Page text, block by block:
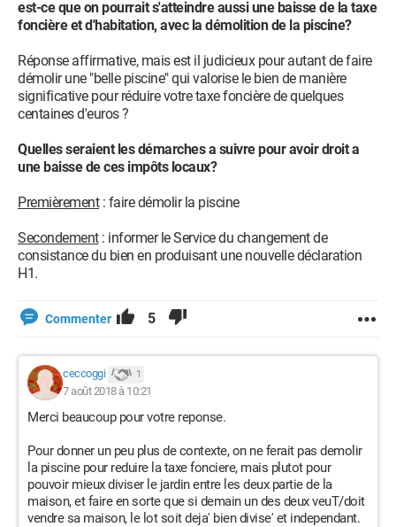
est-ce que on pourrait s'atteindre aussi une baisse de la taxe
foncière et d'habitation, avec la démolition de la piscine?
Réponse affirmative, mais est il judicieux pour autant de faire
démolir une "belle piscine" qui valorise le bien de manière
significative pour réduire votre taxe foncière de quelques
centaines d'euros ?
Quelles seraient les démarches a suivre pour avoir droit a
une baisse de ces impôts locaux?
Premièrement: faire démolir la piscine
Secondement: informer le Service du changement de
consistance du bien en produisant une nouvelle déclaration
H1.
Commenter 5
ceccoggi 1
7 août 2018 à 10:21
Merci beaucoup pour votre reponse.
Pour donner un peu plus de contexte, on ne ferait pas demolir
la piscine pour reduire la taxe fonciere, mais plutot pour
pouvoir mieux diviser le jardin entre les deux partie de la
maison, et faire en sorte que si demain un des deux veuT/doit
vendre sa maison, le lot soit deja' bien divise' et independant.